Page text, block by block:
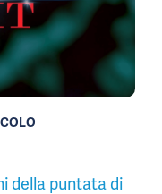
della puntata di